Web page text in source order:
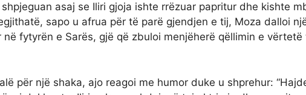
asaj se Iliri gjoja ishte rrëzuar papritur dhe kishte
sapo u afrua për të parë gjendjen e tij, Moza dalloi
fytyrën e Sarës, gjë që zbuloi menjëherë qëllimin e vërtetë
për një shaka, ajo reagoi me humor duke u shprehur: